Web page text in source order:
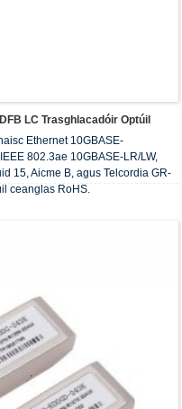
LC Trasghlacadóir Optúil
Ethernet 10GBASE-
802.3ae 10GBASE-LR/LW,
15, Aicme B, agus Telcordia GR-
ceanglas RoHS.